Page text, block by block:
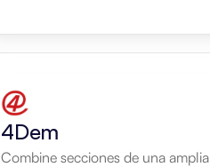
4Dem
Combine secciones de una amplia